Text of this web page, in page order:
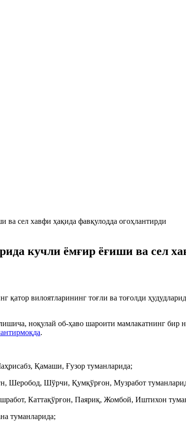
кучли ёмғир ёғиши ва сел
қатор вилоятларининг тоғли ва тоғолди
ноқулай об-ҳаво шароити мамлакатнинг бир
.
Қамаши, Ғузор туманларида;
Шеробод, Шўрчи, Қумқўрғон, Музработ
Каттақўрғон, Паяриқ, Жомбой, Иштихон
туманларида;